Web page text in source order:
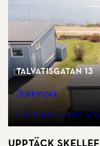
Talvatisgatan 13
Jokkmokk
5 rum 86 + 5 kvm 2
Upptäck